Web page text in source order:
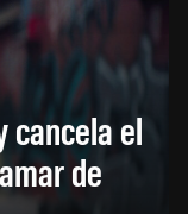
cancela el
de